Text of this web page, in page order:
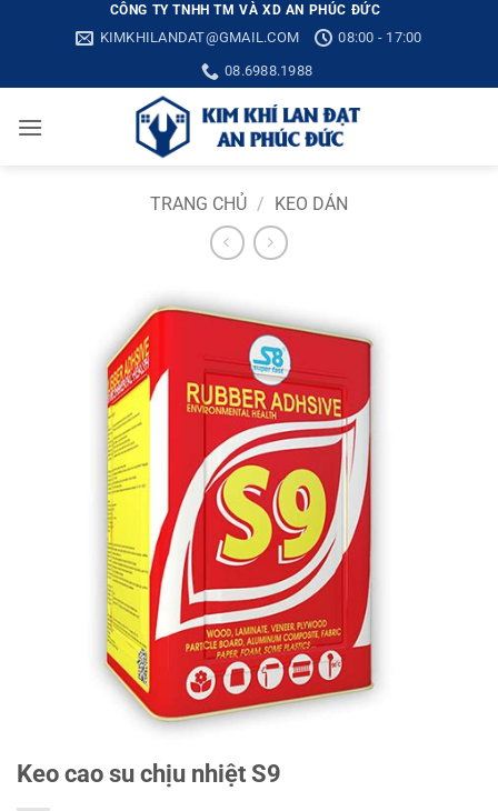
CÔNG TY TNHH TM VÀ XD AN PHÚC ĐỨC
KIMKHILANDAT@GMAIL.COM
08:00 - 17:00
08.6988.1988
TRANG CHỦ / KEO DÁN
Keo cao su chịu nhiệt S9